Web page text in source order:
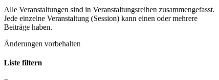
Alle Veranstaltungen sind in Veranstaltungsreihen zusammengefasst.
Jede einzelne Veranstaltung (Session) kann einen oder mehrere
Beiträge haben.
Änderungen vorbehalten
Liste filtern